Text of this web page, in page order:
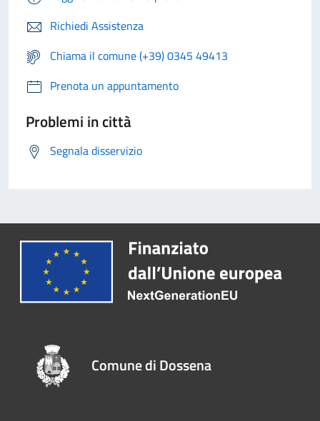
Richiedi Assistenza
Chiama il comune (+39) 0345 49413
Prenota un appuntamento
Problemi in città
Segnala disservizio
Comune di Dossena